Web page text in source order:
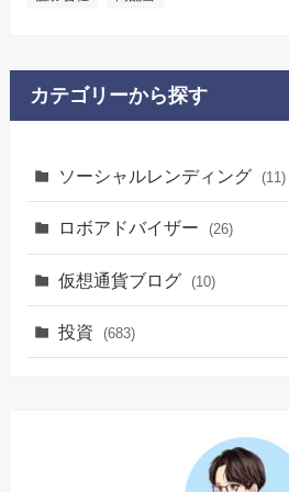
カテゴリーから探す
ソーシャルレンディング (11)
ロボアドバイザー (26)
仮想通貨ブログ (10)
投資 (683)